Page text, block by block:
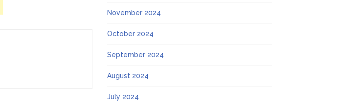
November 2024
October 2024
September 2024
August 2024
July 2024